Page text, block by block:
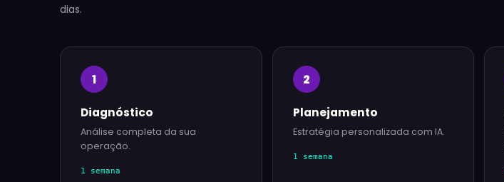
dias.
1
Diagnóstico
Análise completa da sua
operação.
1 semana
2
Planejamento
Estratégia personalizada com IA.
1 semana